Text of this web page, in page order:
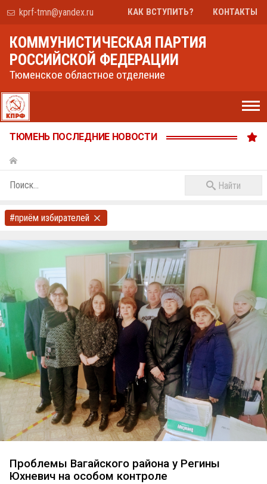
kprf-tmn@yandex.ru КАК ВСТУПИТЬ? КОНТАКТЫ
КОММУНИСТИЧЕСКАЯ ПАРТИЯ
РОССИЙСКОЙ ФЕДЕРАЦИИ
Тюменское областное отделение
ТЮМЕНЬ ПОСЛЕДНИЕ НОВОСТИ
Найти
#приём избирателей
Проблемы Вагайского района у Регины
Юхневич на особом контроле